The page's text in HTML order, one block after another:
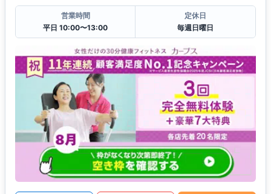
営業時間
平日 10:00〜13:00
定休日
毎週日曜日